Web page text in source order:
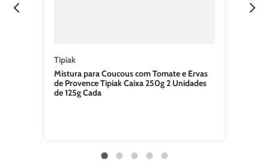
Tipiak
Mistura para Coucous com Tomate e Ervas
de Provence Tipiak Caixa 250g 2 Unidades
de 125g Cada